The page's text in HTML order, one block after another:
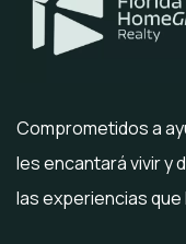
Comprometidos a
les encantará vivir y
las experiencias